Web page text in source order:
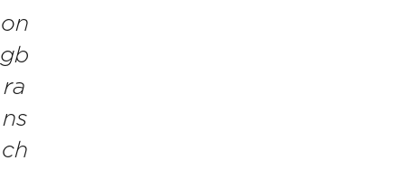
on
gb
ra
ns
ch